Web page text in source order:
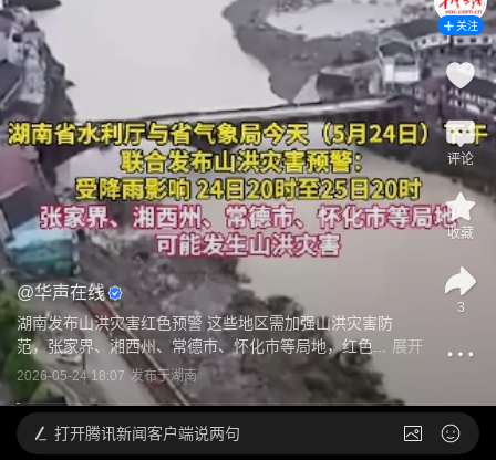
@华声在线
湖南发布山洪灾害红色预警 这些地区需加强山洪灾害防
范，张家界、湘西州、常德市、怀化市等局地，红色...
展开
2026-05-24 18:07 发布于湖南
关注
评论
收藏
3
打开腾讯新闻客户端说两句